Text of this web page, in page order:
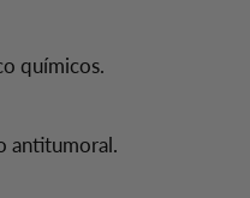
químicos.
antitumoral.